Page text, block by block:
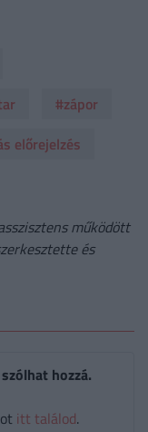
#zápor
előrejelzés
működött
és
hozzá.
itt találod.